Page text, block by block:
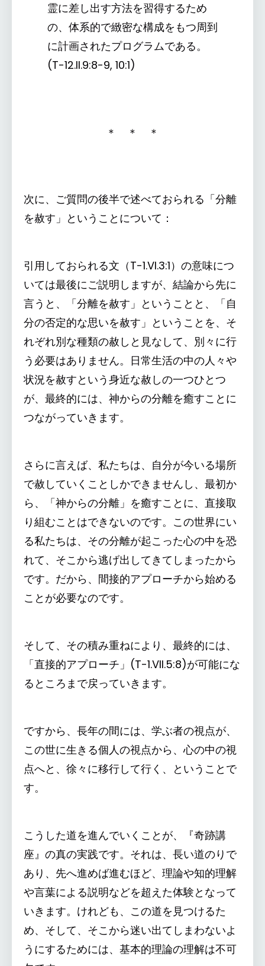
霊に差し出す方法を習得するため
の、体系的で緻密な構成をもつ周到
に計画されたプログラムである。
(T-12.II.9:8-9, 10:1)
＊ ＊ ＊
次に、ご質問の後半で述べておられる「分離
を赦す」ということについて：
引用しておられる文（T-1.VI.3:1）の意味につ
いては最後にご説明しますが、結論から先に
言うと、「分離を赦す」ということと、「自
分の否定的な思いを赦す」ということを、そ
れぞれ別な種類の赦しと見なして、別々に行
う必要はありません。日常生活の中の人々や
状況を赦すという身近な赦しの一つひとつ
が、最終的には、神からの分離を癒すことに
つながっていきます。
さらに言えば、私たちは、自分が今いる場所
で赦していくことしかできませんし、最初か
ら、「神からの分離」を癒すことに、直接取
り組むことはできないのです。この世界にい
る私たちは、その分離が起こった心の中を恐
れて、そこから逃げ出してきてしまったから
です。だから、間接的アプローチから始める
ことが必要なのです。
そして、その積み重ねにより、最終的には、
「直接的アプローチ」(T-1.VII.5:8)が可能にな
るところまで戻っていきます。
ですから、長年の間には、学ぶ者の視点が、
この世に生きる個人の視点から、心の中の視
点へと、徐々に移行して行く、ということで
す。
こうした道を進んでいくことが、『奇跡講
座』の真の実践です。それは、長い道のりで
あり、先へ進めば進むほど、理論や知的理解
や言葉による説明などを超えた体験となって
いきます。けれども、この道を見つけるた
め、そして、そこから迷い出てしまわないよ
うにするためには、基本的理論の理解は不可